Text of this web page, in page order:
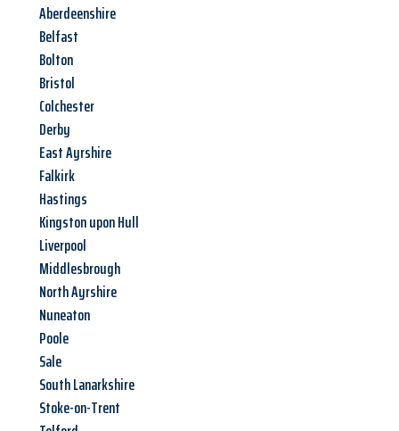
Aberdeenshire
Belfast
Bolton
Bristol
Colchester
Derby
East Ayrshire
Falkirk
Hastings
Kingston upon Hull
Liverpool
Middlesbrough
North Ayrshire
Nuneaton
Poole
Sale
South Lanarkshire
Stoke-on-Trent